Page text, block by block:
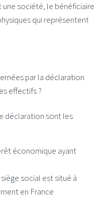
société, le bénéficiaire
qui représentent
par la déclaration
effectifs ?
déclaration sont les
économique ayant
social est situé à
en France